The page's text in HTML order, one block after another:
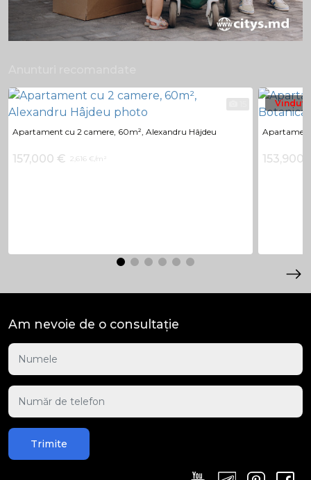
Apartament cu 2 camere, 60m², Alexandru Hâjdeu
157,000 € 2,616 €/m²
Vindut
153,900
Am nevoie de o consultație
Trimite